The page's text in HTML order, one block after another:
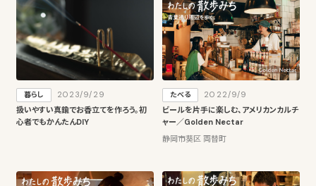
暮らし
2023/9/29
扱いやすい真鍮でお香立てを作ろう。初
心者でもかんたんDIY
たべる
2022/9/9
ビールを片手に楽しむ、アメリカンカルチ
ャー／Golden Nectar
静岡市葵区 両替町